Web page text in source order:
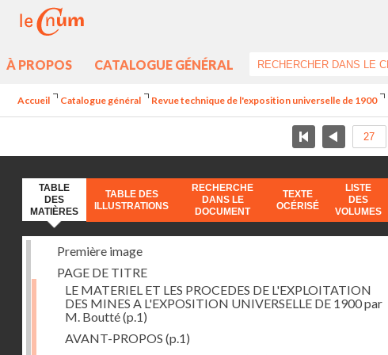
À PROPOS CATALOGUE GÉNÉRAL
Accueil Catalogue général Revue technique de l'exposition universelle de 1900
TABLE
DES
MATIÈRES
TABLE DES
ILLUSTRATIONS
RECHERCHE
DANS LE
DOCUMENT
TEXTE
OCÉRISÉ
LISTE
DES
VOLUMES
Première image
PAGE DE TITRE
LE MATERIEL ET LES PROCEDES DE L'EXPLOITATION
DES MINES A L'EXPOSITION UNIVERSELLE DE 1900 par
M. Boutté(p.1)
AVANT-PROPOS (p.1)